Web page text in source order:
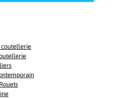
coutellerie